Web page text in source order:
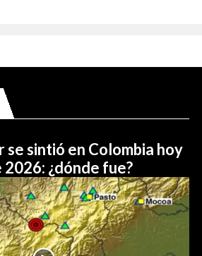
sintió en Colombia hoy
¿dónde fue?